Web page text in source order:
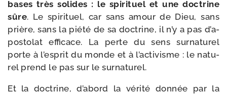
bases très solides : le spi­ri­tuel et une doc­trine
sûre. Le spi­ri­tuel, car sans amour de Dieu, sans
prière, sans la pié­té de sa doc­trine, il n’y a pas d’a­
pos­to­lat effi­cace. La perte du sens sur­na­tu­rel
porte à l’es­prit du monde et à l’ac­ti­visme : le natu­
rel prend le pas sur le surnaturel.
Et la doc­trine, d’a­bord la véri­té don­née par la